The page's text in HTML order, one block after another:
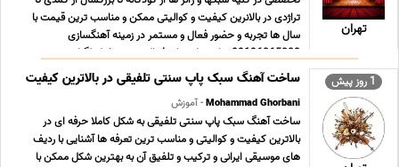
تهران
تراژدی در بالانرین کیفیت و کوالیتی ممکن و مناسب ترین قیمت با
سال ها تجربه و حضور فعال و مستمر در زمینه آهنگسازی
09196065003 پیام رسان های فعال همین خط تلگرام رو ... ...
1 روز پیش ساخت آهنگ سبک پاپ سنتی تلفیقی در بالاترین کیفیت
Mohammad Ghorbani- آموزش
ساخت آهنگ سبک پاپ سنتی تلفیقی به شکل کاملا حرفه ای در
بالاترین کیفیت و کوالیتی و مناسب ترین تعرفه ها آشنایی با ردیف
های موسیقی ایرانی و ترکیب و تلفیق آن به بهترین شکل ممکن با